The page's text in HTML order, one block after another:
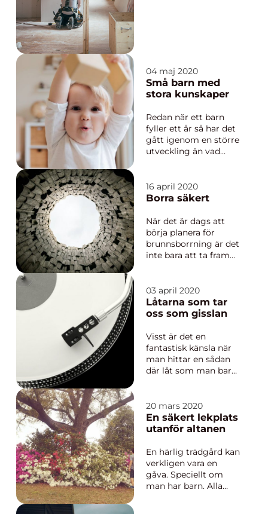
04 maj 2020
Små barn med
stora kunskaper
Redan när ett barn
fyller ett år så har det
gått igenom en större
utveckling än vad
kommande ett års-
intervaller. Det
lilla barnet &au...
16 april 2020
Borra säkert
När det är dags att
börja planera för
brunnsborrning är det
inte bara att ta fram
än så behövs om du
ska få de resultat du
önskar. Detta är ett ...
03 april 2020
Låtarna som tar
oss som gisslan
Visst är det en
fantastisk känsla när
man hittar en sådan
där låt som man bara
på något sätt slår an
något djupt inuti en.
Det är...
20 mars 2020
En säkert lekplats
utanför altanen
En härlig trädgård kan
verkligen vara en
gåva. Speciellt om
man har barn. Alla